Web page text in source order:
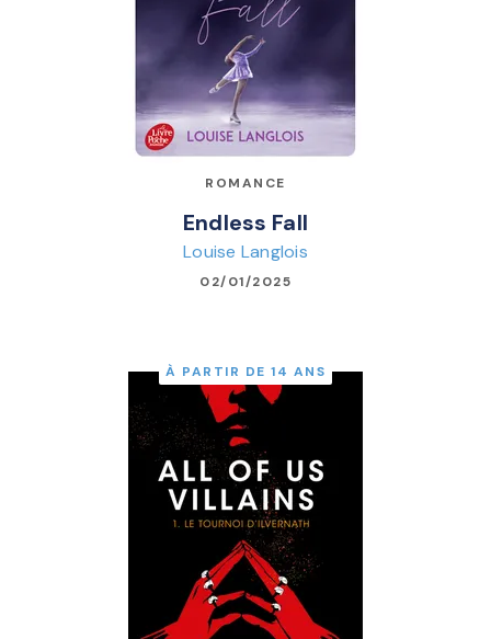
ROMANCE
Endless Fall
Louise Langlois
02/01/2025
À PARTIR DE 14 ANS